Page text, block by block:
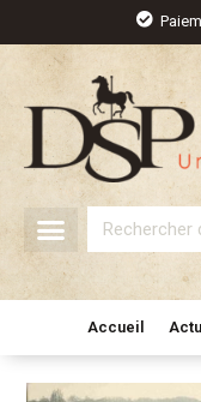
contenu
Rechercher
Accueil